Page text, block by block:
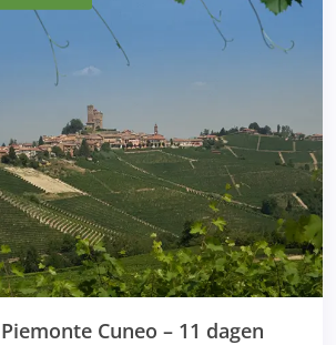
Cuneo – 11 dagen